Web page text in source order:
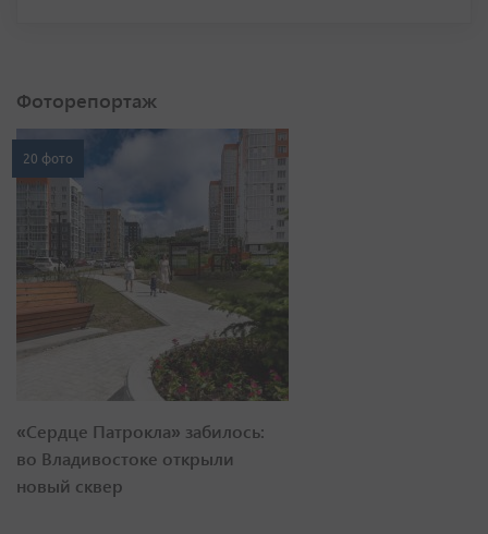
Фоторепортаж
20 фото
«Сердце Патрокла» забилось:
во Владивостоке открыли
новый сквер